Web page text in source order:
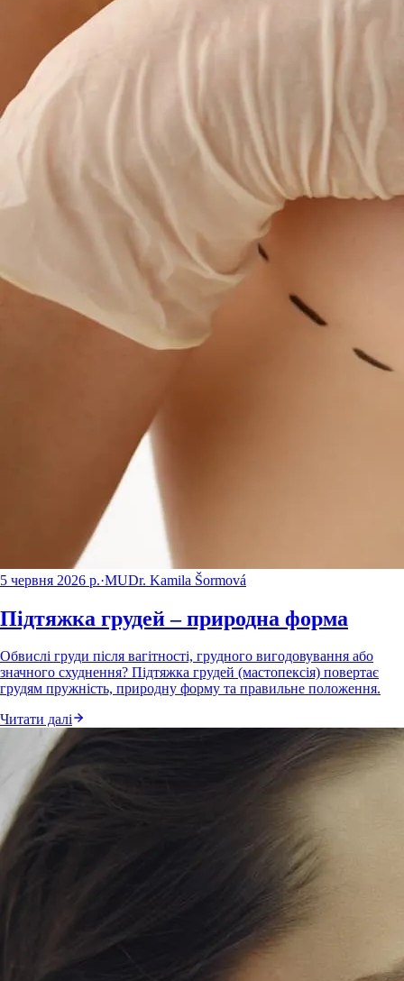
5 червня 2026 р.·MUDr. Kamila Šormová
Підтяжка грудей – природна форма
Обвислі груди після вагітності, грудного вигодовування або
значного схуднення? Підтяжка грудей (мастопексія) повертає
грудям пружність, природну форму та правильне положення.
Читати далі